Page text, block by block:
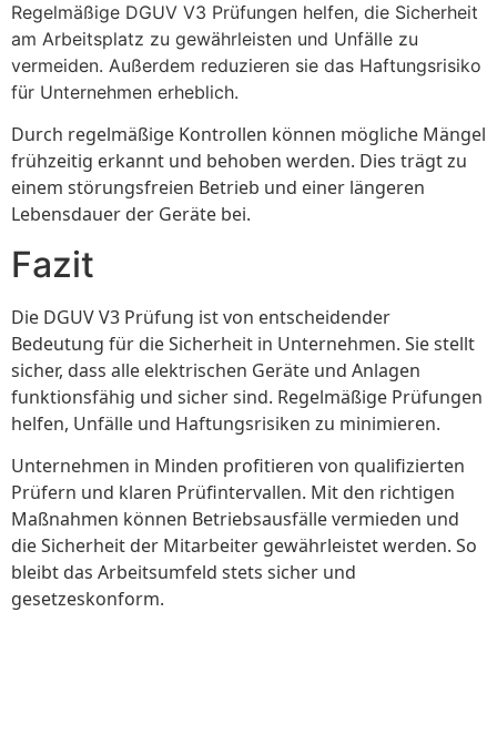
Regelmäßige DGUV V3 Prüfungen helfen, die Sicherheit
am Arbeitsplatz zu gewährleisten und Unfälle zu
vermeiden. Außerdem reduzieren sie das Haftungsrisiko
für Unternehmen erheblich.
Durch regelmäßige Kontrollen können mögliche Mängel
frühzeitig erkannt und behoben werden. Dies trägt zu
einem störungsfreien Betrieb und einer längeren
Lebensdauer der Geräte bei.
Fazit
Die DGUV V3 Prüfung ist von entscheidender
Bedeutung für die Sicherheit in Unternehmen. Sie stellt
sicher, dass alle elektrischen Geräte und Anlagen
funktionsfähig und sicher sind. Regelmäßige Prüfungen
helfen, Unfälle und Haftungsrisiken zu minimieren.
Unternehmen in Minden profitieren von qualifizierten
Prüfern und klaren Prüfintervallen. Mit den richtigen
Maßnahmen können Betriebsausfälle vermieden und
die Sicherheit der Mitarbeiter gewährleistet werden. So
bleibt das Arbeitsumfeld stets sicher und
gesetzeskonform.